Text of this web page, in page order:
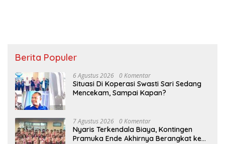
Berita Populer
6 Agustus 2026 0 Komentar
Situasi Di Koperasi Swasti Sari Sedang
Mencekam, Sampai Kapan?
7 Agustus 2026 0 Komentar
Nyaris Terkendala Biaya, Kontingen
Pramuka Ende Akhirnya Berangkat ke